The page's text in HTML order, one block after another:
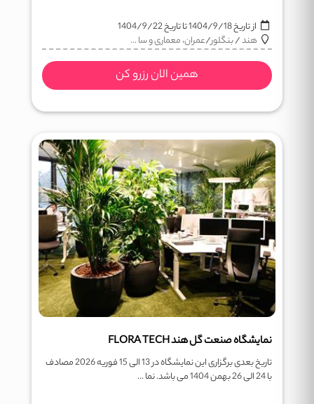
از تاریخ1404/9/18تا تاریخ1404/9/22
هند/بنگلور/عمران، معماری و سا ...
همین الان رزرو کن
نمایشگاه صنعت گل هند FLORA TECH
تاریخ بعدی برگزاری این نمایشگاه در 13 الی 15 فوریه 2026 مصادف
با 24 الی 26 بهمن 1404 می باشد. نما ...